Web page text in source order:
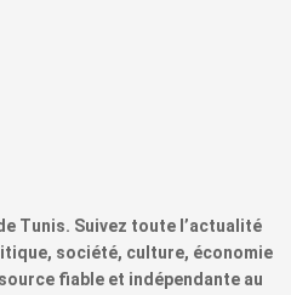
Tunis. Suivez toute l’actualité
société, culture, économie
fiable et indépendante au